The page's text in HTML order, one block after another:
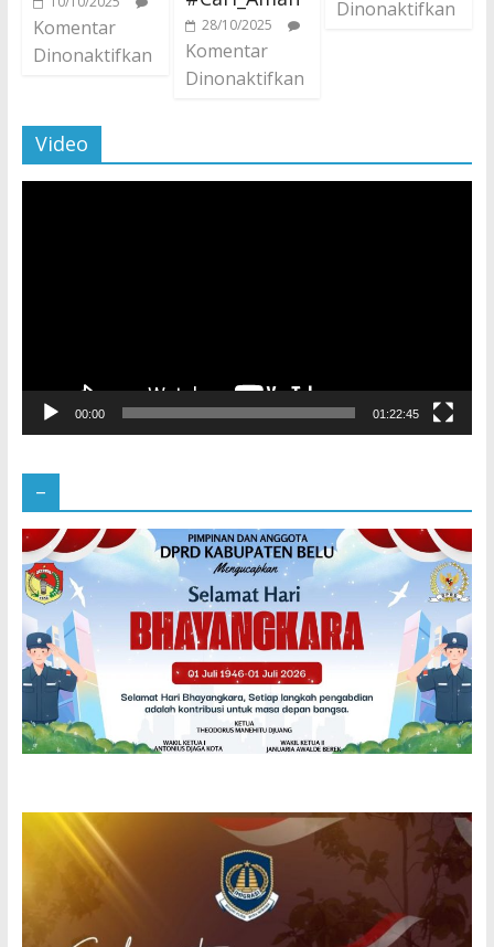
Komentar
Dinonaktifkan
28/10/2025
Komentar
Dinonaktifkan
Dinonaktifkan
Video
00:00 01:22:45
–